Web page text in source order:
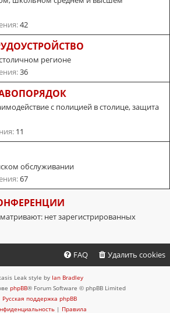
42
регионе
36
с полицией в столице, защита
11
обслуживании
67
нет зарегистрированных
Удалить cookies
FAQ
Leak style by Ian Bradley
phpBB® Forum Software © phpBB Limited
Русская поддержка phpBB
| Правила